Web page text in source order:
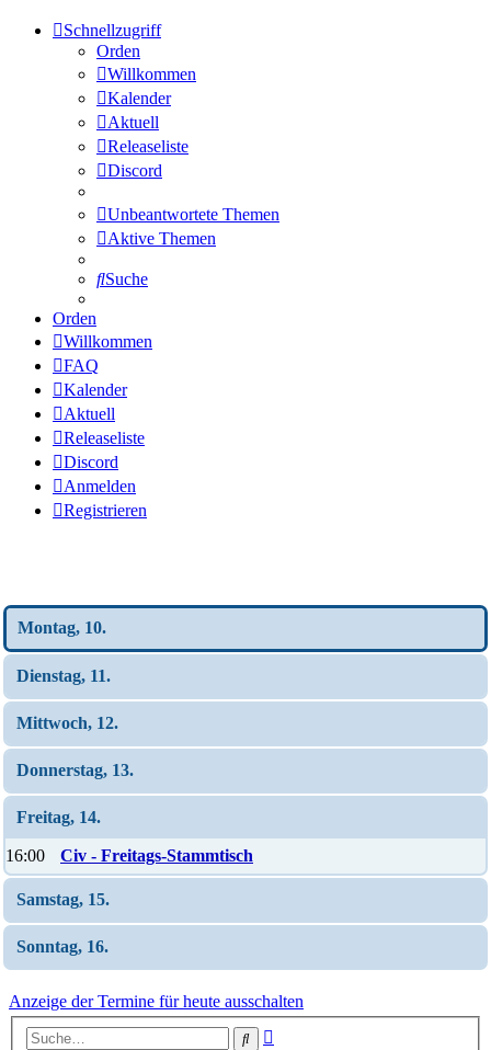
Schnellzugriff
Orden
Willkommen
Kalender
Aktuell
Releaseliste
Discord
Unbeantwortete Themen
Aktive Themen
Suche
Orden
Willkommen
FAQ
Kalender
Aktuell
Releaseliste
Discord
Anmelden
Registrieren
Montag, 10.
Dienstag, 11.
Mittwoch, 12.
Donnerstag, 13.
Freitag, 14.
16:00 Civ - Freitags-Stammtisch
Samstag, 15.
Sonntag, 16.
Anzeige der Termine für heute ausschalten
Suche